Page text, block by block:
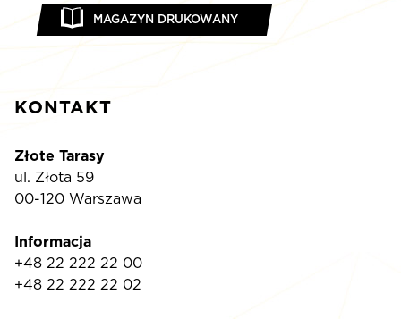
KONTAKT
Złote Tarasy
ul. Złota 59
00-120 Warszawa
Informacja
+48 22 222 22 00
+48 22 222 22 02
MAGAZYN DRUKOWANY